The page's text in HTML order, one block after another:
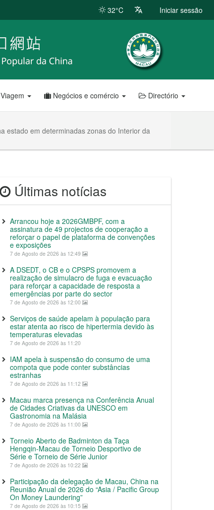
32°C Iniciar sessão
Viagem Negócios e comércio Directório
estado em determinadas zonas do Interior da
Últimas notícias
Arrancou hoje a 2026GMBPF, com a
assinatura de 49 projectos de cooperação a
reforçar o papel de plataforma de convenções
e exposições
7 de Agosto de 2026 às 12:49
A DSEDT, o CB e o CPSPS promovem a
realização de simulacro de fuga e evacuação
para reforçar a capacidade de resposta a
emergências por parte do sector
7 de Agosto de 2026 às 12:00
Serviços de saúde apelam à população para
estar atenta ao risco de hipertermia devido às
temperaturas elevadas
7 de Agosto de 2026 às 11:20
IAM apela à suspensão do consumo de uma
compota que pode conter substâncias
estranhas
7 de Agosto de 2026 às 11:12
Macau marca presença na Conferência Anual
de Cidades Criativas da UNESCO em
Gastronomia na Malásia
7 de Agosto de 2026 às 11:00
Torneio Aberto de Badminton da Taça
Hengqin-Macau de Torneio Desportivo de
Série e Torneio de Série Junior
7 de Agosto de 2026 às 10:22
Participação da delegação de Macau, China na
Reunião Anual de 2026 do “Asia / Pacific Group
On Money Laundering”
7 de Agosto de 2026 às 10:15